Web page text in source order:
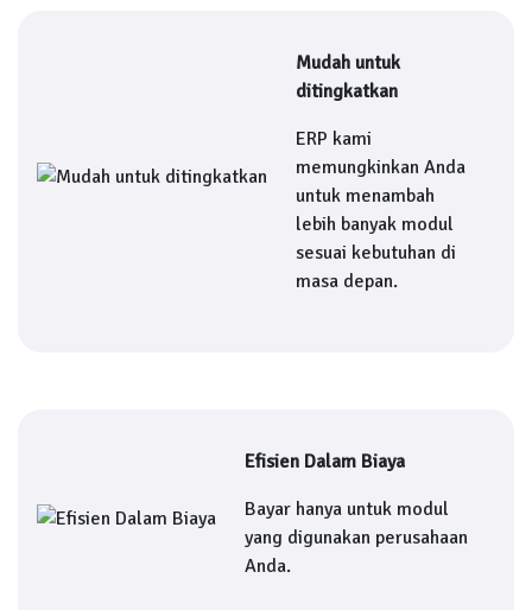
Mudah untuk
ditingkatkan
ERP kami
memungkinkan Anda
untuk menambah
lebih banyak modul
sesuai kebutuhan di
masa depan.
Efisien Dalam Biaya
Bayar hanya untuk modul
yang digunakan perusahaan
Anda.